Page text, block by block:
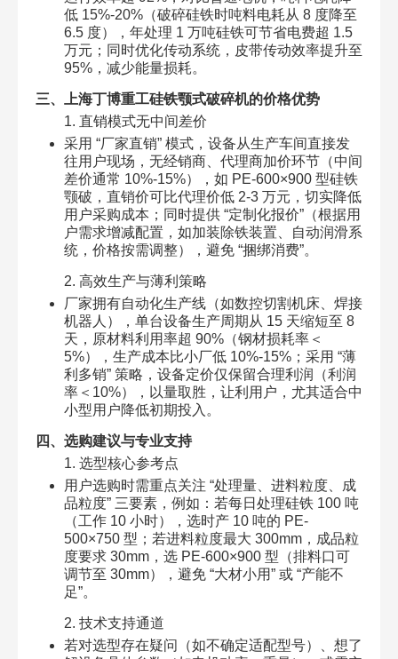
低 15%-20%（破碎硅铁时吨料电耗从 8 度降至
6.5 度），年处理 1 万吨硅铁可节省电费超 1.5
万元；同时优化传动系统，皮带传动效率提升至
95%，减少能量损耗。​
三、上海丁博重工硅铁颚式破碎机的价格优势​
1. 直销模式无中间差价​
采用 “厂家直销” 模式，设备从生产车间直接发
往用户现场，无经销商、代理商加价环节（中间
差价通常 10%-15%），如 PE-600×900 型硅铁
颚破，直销价可比代理价低 2-3 万元，切实降低
用户采购成本；同时提供 “定制化报价”（根据用
户需求增减配置，如加装除铁装置、自动润滑系
统，价格按需调整），避免 “捆绑消费”。​
2. 高效生产与薄利策略​
厂家拥有自动化生产线（如数控切割机床、焊接
机器人），单台设备生产周期从 15 天缩短至 8
天，原材料利用率超 90%（钢材损耗率＜
5%），生产成本比小厂低 10%-15%；采用 “薄
利多销” 策略，设备定价仅保留合理利润（利润
率＜10%），以量取胜，让利用户，尤其适合中
小型用户降低初期投入。​
四、选购建议与专业支持​
1. 选型核心参考点​
用户选购时需重点关注 “处理量、进料粒度、成
品粒度” 三要素，例如：若每日处理硅铁 100 吨
（工作 10 小时），选时产 10 吨的 PE-
500×750 型；若进料粒度最大 300mm，成品粒
度要求 30mm，选 PE-600×900 型（排料口可
调节至 30mm），避免 “大材小用” 或 “产能不
足”。​
2. 技术支持通道​
若对选型存在疑问（如不确定适配型号）、想了